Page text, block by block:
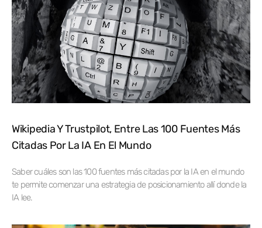
Wikipedia Y Trustpilot, Entre Las 100 Fuentes Más
Citadas Por La IA En El Mundo
Saber cuáles son las 100 fuentes más citadas por la IA en el mundo
te permite comenzar una estrategia de posicionamiento allí donde la
IA lee.